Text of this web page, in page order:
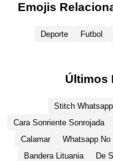
Emojis
Deporte Futbol
Últimos
Stitch Whatsapp
Cara Sonriente Sonrojada
Calamar
Whatsapp No
Bandera Lituania
De